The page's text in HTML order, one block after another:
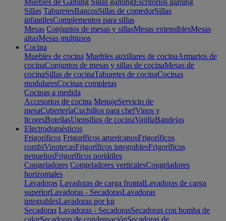
Muebles de Gaming Sillas gamingEscritorios gaming
Sillas TaburetesBancosSillas de comedorSillas
infantilesComplementos para sillas
Mesas Conjuntos de mesas y sillasMesas extensiblesMesas
altasMesas multiusos
Cocina
Muebles de cocina Muebles auxiliares de cocinaArmarios de
cocinaConjuntos de mesas y sillas de cocinaMesas de
cocinaSillas de cocinaTaburetes de cocinaCocinas
modularesCocinas completas
Cocinas a medida
Accesorios de cocina MenajeServicio de
mesaCuberteríaCuchillos para chefVinos y
licoresBotellasUtensilios de cocinaVajillaBandejas
Electrodomésticos
Frigoríficos Frigoríficos americanosFrigoríficos
combiVinotecasFrigoríficos integrablesFrigoríficos
pequeñosFrigoríficos portátiles
Congeladores Congeladores verticalesCongeladores
horizontales
Lavadoras Lavadoras de carga frontalLavadoras de carga
superiorLavadoras - SecadorasLavadoras
integrablesLavadoras por kg
Secadoras Lavadoras - SecadorasSecadoras con bomba de
calorSecadoras de condensaciónSecadoras de